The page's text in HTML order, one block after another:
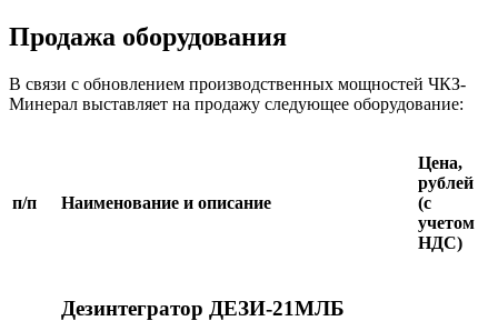
Продажа оборудования
В связи с обновлением производственных мощностей ЧКЗ-
Минерал выставляет на продажу следующее оборудование:
п/п Наименование и описание
Цена,
рублей
(с
учетом
НДС)
Дезинтегратор ДЕЗИ-21МЛБ